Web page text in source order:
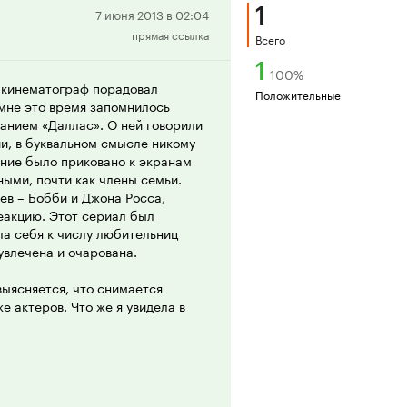
Положительная
рецензия
7 июня 2013 в 02:04
прямая ссылка
порадовал
это время запомнилось
«Даллас». О ней говорили
в буквальном смысле никому
было приковано к экранам
почти как члены семьи.
– Бобби и Джона Росса,
Этот сериал был
себя к числу любительниц
и очарована.
что снимается
актеров. Что же я увидела в
новых. И это удалось им
1
Всего
1 100%
Положительные